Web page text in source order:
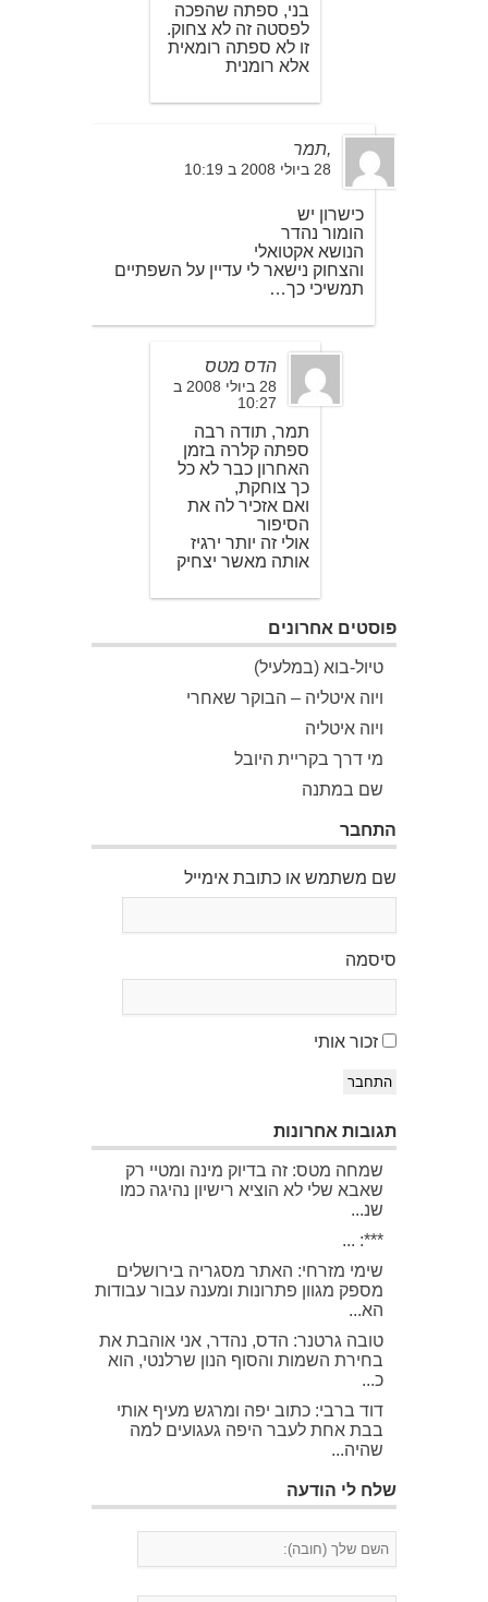
בני, ספתה שהפכה
לפסטה זה לא צחוק.
זו לא ספתה רומאית
אלא רומנית
,תמר
28 ביולי 2008 ב 10:19
כישרון יש
הומור נהדר
הנושא אקטואלי
והצחוק נישאר לי עדיין על השפתיים
תמשיכי כך…
הדס מטס
28 ביולי 2008 ב
10:27
תמר, תודה רבה
ספתה קלרה בזמן
האחרון כבר לא כל
כך צוחקת,
ואם אזכיר לה את
הסיפור
אולי זה יותר ירגיז
אותה מאשר יצחיק
פוסטים אחרונים
טיול-בוא (במלעיל)
ויוה איטליה – הבוקר שאחרי
ויוה איטליה
מי דרך בקריית היובל
שם במתנה
התחבר
שם משתמש או כתובת אימייל
סיסמה
זכור אותי
התחבר
תגובות אחרונות
שמחה מטס: זה בדיוק מינה ומטיי רק
שאבא שלי לא הוציא רישיון נהיגה כמו
שנ...
***: ...
שימי מזרחי: האתר מסגריה בירושלים
מספק מגוון פתרונות ומענה עבור עבודות
הא...
טובה גרטנר: הדס, נהדר, אני אוהבת את
בחירת השמות והסוף הנון שרלנטי, הוא
כ...
דוד ברבי: כתוב יפה ומרגש מעיף אותי
בבת אחת לעבר היפה געגועים למה
שהיה...
שלח לי הודעה